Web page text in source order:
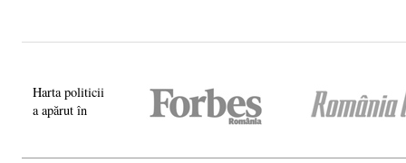
Harta politicii
a apărut în